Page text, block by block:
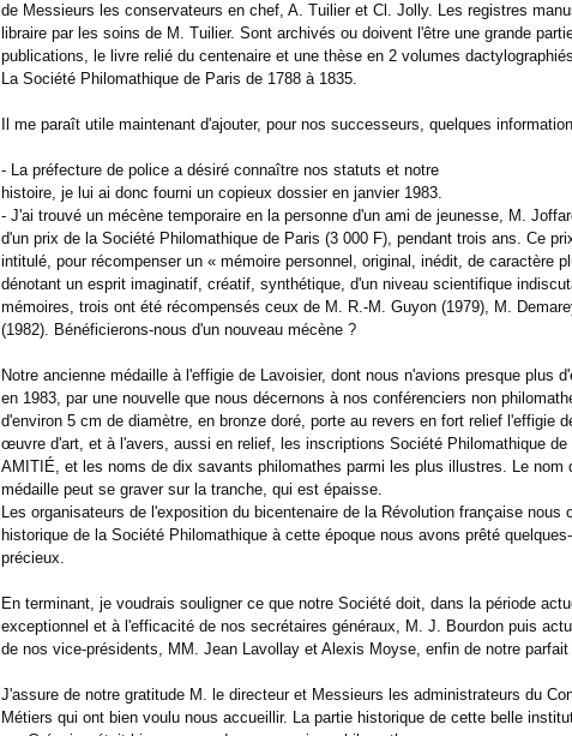
de Messieurs les conservateurs en chef, A. Tuilier et Cl. Jolly. Les registres
libraire par les soins de M. Tuilier. Sont archivés ou doivent l'être une grande
publications, le livre relié du centenaire et une thèse en 2 volumes
La Société Philomathique de Paris de 1788 à 1835.
Il me paraît utile maintenant d'ajouter, pour nos successeurs, quelques
- La préfecture de police a désiré connaître nos statuts et notre
histoire, je lui ai donc fourni un copieux dossier en janvier 1983.
- J'ai trouvé un mécène temporaire en la personne d'un ami de jeunesse, M.
d'un prix de la Société Philomathique de Paris (3 000 F), pendant trois ans. Ce
intitulé, pour récompenser un « mémoire personnel, original, inédit, de caractère
dénotant un esprit imaginatif, créatif, synthétique, d'un niveau scientifique
mémoires, trois ont été récompensés ceux de M. R.-M. Guyon (1979), M.
(1982). Bénéficierons-nous d'un nouveau mécène ?
Notre ancienne médaille à l'effigie de Lavoisier, dont nous n'avions presque plus
en 1983, par une nouvelle que nous décernons à nos conférenciers non
d'environ 5 cm de diamètre, en bronze doré, porte au revers en fort relief l'effigie
œuvre d'art, et à l'avers, aussi en relief, les inscriptions Société Philomathique
AMITIÉ, et les noms de dix savants philomathes parmi les plus illustres. Le nom
médaille peut se graver sur la tranche, qui est épaisse.
Les organisateurs de l'exposition du bicentenaire de la Révolution française nous
historique de la Société Philomathique à cette époque nous avons prêté
précieux.
En terminant, je voudrais souligner ce que notre Société doit, dans la période
exceptionnel et à l'efficacité de nos secrétaires généraux, M. J. Bourdon puis
de nos vice-présidents, MM. Jean Lavollay et Alexis Moyse, enfin de notre
J'assure de notre gratitude M. le directeur et Messieurs les administrateurs du
Métiers qui ont bien voulu nous accueillir. La partie historique de cette belle